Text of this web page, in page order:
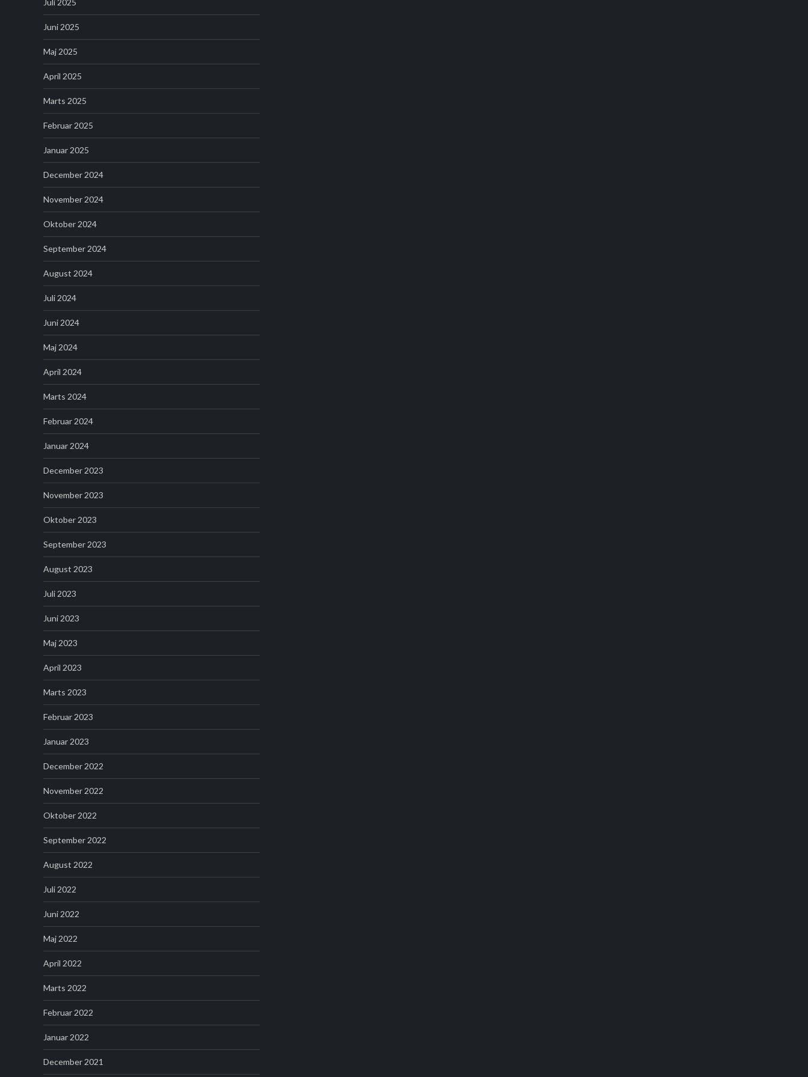
Juli 2025
Juni 2025
Maj 2025
April 2025
Marts 2025
Februar 2025
Januar 2025
December 2024
November 2024
Oktober 2024
September 2024
August 2024
Juli 2024
Juni 2024
Maj 2024
April 2024
Marts 2024
Februar 2024
Januar 2024
December 2023
November 2023
Oktober 2023
September 2023
August 2023
Juli 2023
Juni 2023
Maj 2023
April 2023
Marts 2023
Februar 2023
Januar 2023
December 2022
November 2022
Oktober 2022
September 2022
August 2022
Juli 2022
Juni 2022
Maj 2022
April 2022
Marts 2022
Februar 2022
Januar 2022
December 2021